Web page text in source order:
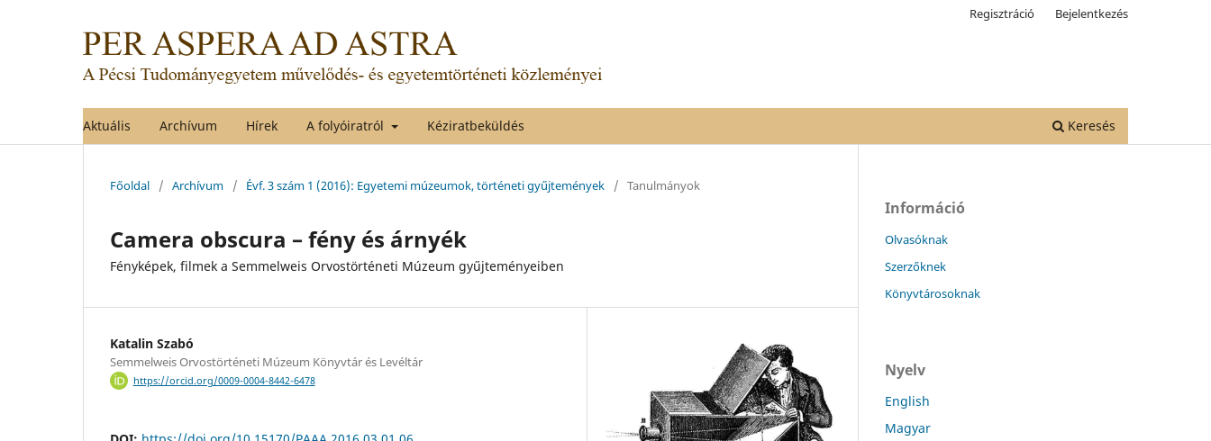
Aktuális Archívum Hírek A folyóiratról Kéziratbeküldés Keresés
Regisztráció Bejelentkezés
Főoldal / Archívum / Évf. 3 szám 1 (2016): Egyetemi múzeumok, történeti gyűjtemények / Tanulmányok
Camera obscura – fény és árnyék
Fényképek, filmek a Semmelweis Orvostörténeti Múzeum gyűjteményeiben
Katalin Szabó
Semmelweis Orvostörténeti Múzeum Könyvtár és Levéltár
https://orcid.org/0009-0004-8442-6478
Információ
Olvasóknak
Szerzőknek
Könyvtárosoknak
Nyelv
English
Magyar